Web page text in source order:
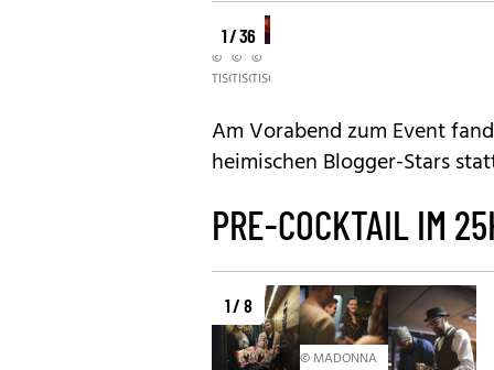
1 / 36
©
TISCHLER
©
TISCHLER
©
TISCHLER
Am Vorabend zum Event
heimischen Blogger-Stars
PRE-COCKTAIL IM
1 / 8
© MADONNA